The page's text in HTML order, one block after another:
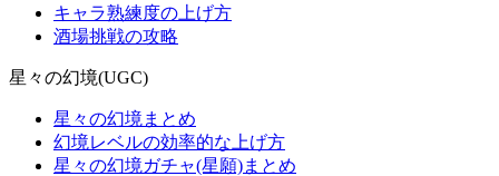
キャラ熟練度の上げ方
酒場挑戦の攻略
星々の幻境(UGC)
星々の幻境まとめ
幻境レベルの効率的な上げ方
星々の幻境ガチャ(星願)まとめ